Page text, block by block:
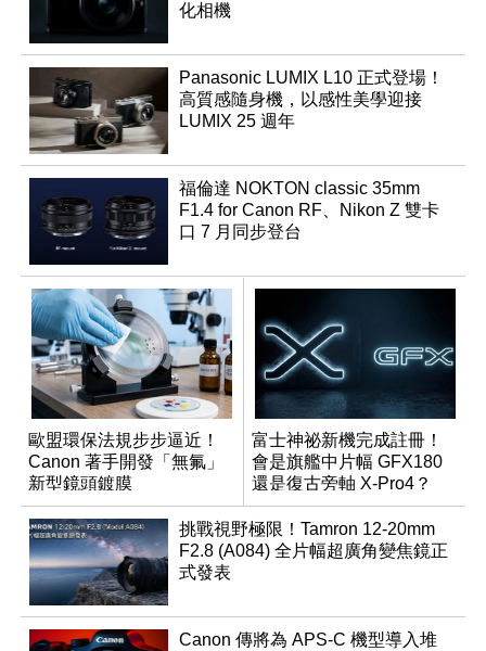
化相機
Panasonic LUMIX L10 正式登場！
高質感隨身機，以感性美學迎接
LUMIX 25 週年
福倫達 NOKTON classic 35mm
F1.4 for Canon RF、Nikon Z 雙卡
口 7 月同步登台
歐盟環保法規步步逼近！
Canon 著手開發「無氟」
新型鏡頭鍍膜
富士神祕新機完成註冊！
會是旗艦中片幅 GFX180
還是復古旁軸 X-Pro4？
挑戰視野極限！Tamron 12-20mm
F2.8 (A084) 全片幅超廣角變焦鏡正
式發表
Canon 傳將為 APS-C 機型導入堆